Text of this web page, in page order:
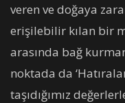
veren ve doğaya
erişilebilir kılan bir
arasında bağ
noktada da
taşıdığımız